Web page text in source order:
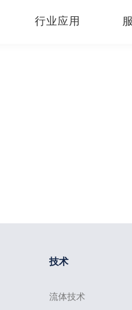
行业应用
技术
流体技术